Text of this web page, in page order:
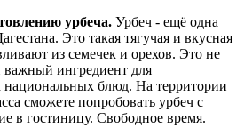
урбеча. Урбеч - ещё одна
Это такая тягучая и вкусная
из семечек и орехов. Это не
важный ингредиент для
национальных блюд. На территории
сможете попробовать урбеч с
в гостиницу. Свободное время.